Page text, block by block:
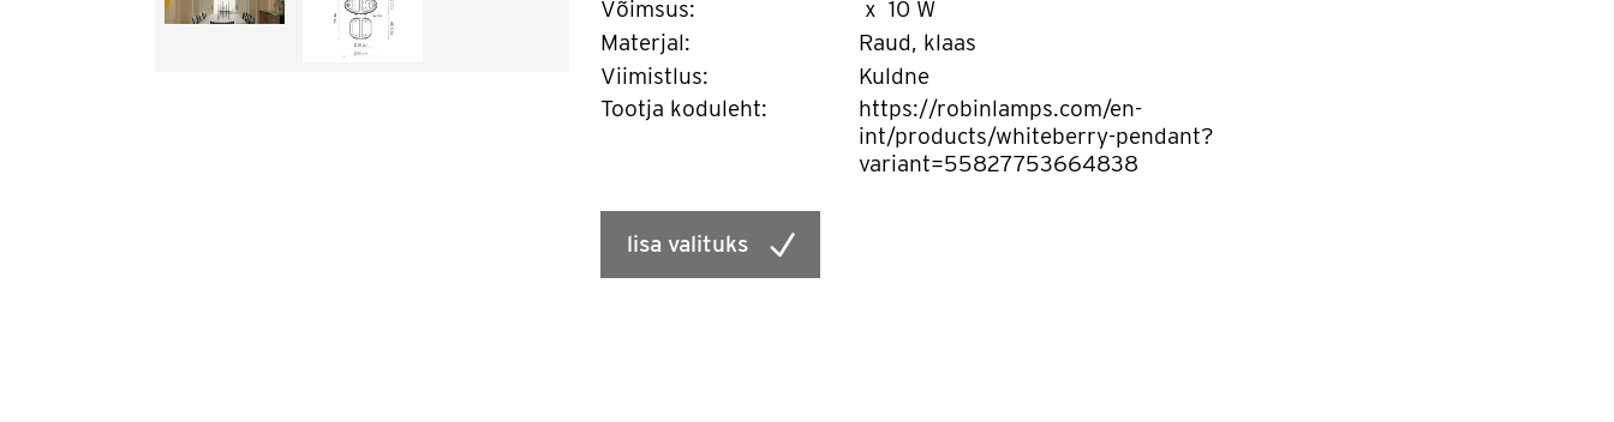
Võimsus:
x 10 W
Materjal:
Raud, klaas
Viimistlus:
Kuldne
Tootja koduleht:
https://robinlamps.com/en-
int/products/whiteberry-pendant?
variant=55827753664838
lisa valituks